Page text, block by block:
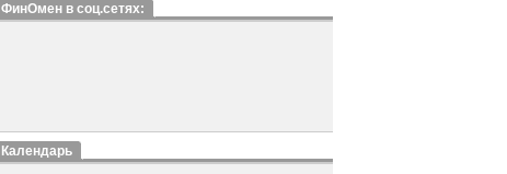
ФинОмен в соц.сетях:
Календарь